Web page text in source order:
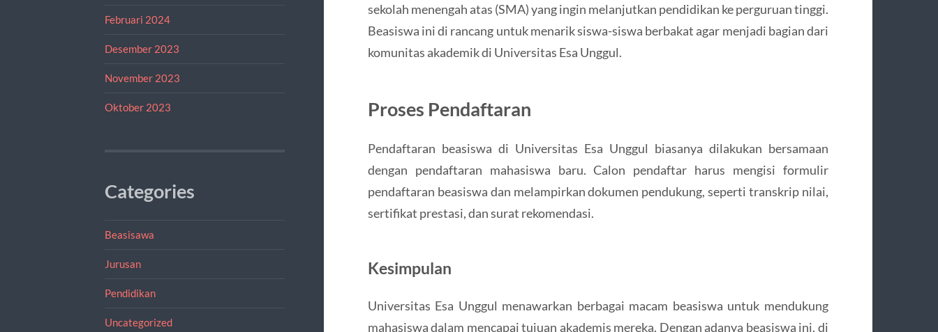
Februari 2024
Desember 2023
November 2023
Oktober 2023
Categories
Beasisawa
Jurusan
Pendidikan
Uncategorized
sekolah menengah atas (SMA) yang ingin melanjutkan pendidikan ke perguruan tinggi.
Beasiswa ini di rancang untuk menarik siswa-siswa berbakat agar menjadi bagian dari
komunitas akademik di Universitas Esa Unggul.
Proses Pendaftaran
Pendaftaran beasiswa di Universitas Esa Unggul biasanya dilakukan bersamaan
dengan pendaftaran mahasiswa baru. Calon pendaftar harus mengisi formulir
pendaftaran beasiswa dan melampirkan dokumen pendukung, seperti transkrip nilai,
sertifikat prestasi, dan surat rekomendasi.
Kesimpulan
Universitas Esa Unggul menawarkan berbagai macam beasiswa untuk mendukung
mahasiswa dalam mencapai tujuan akademis mereka. Dengan adanya beasiswa ini, di